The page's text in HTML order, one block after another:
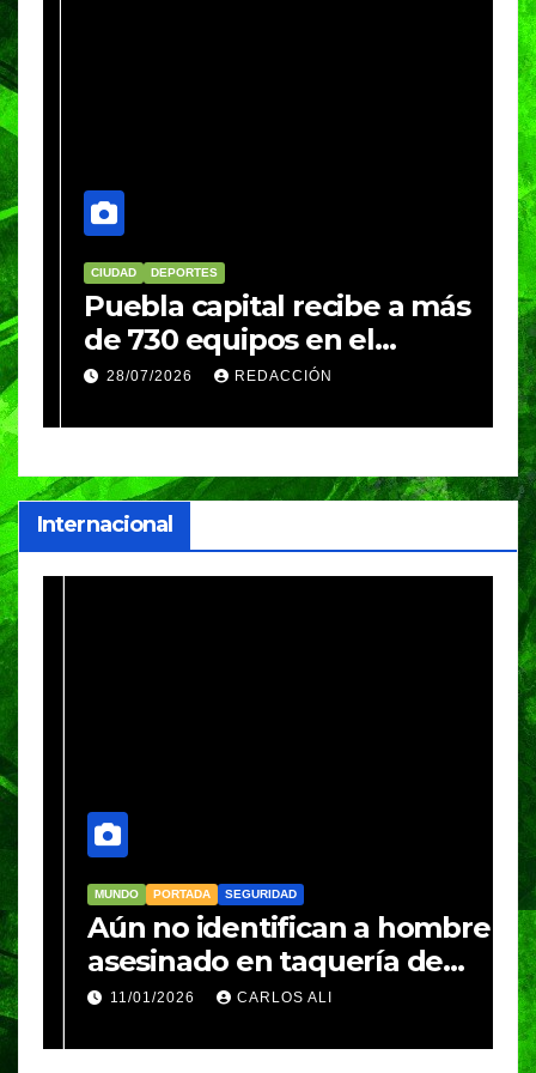
CIUDAD DEPORTES
Puebla capital recibe a más
de 730 equipos en el
Festival Máster de Voleibol
28/07/2026 REDACCIÓN
Internacional
MUNDO PORTADA SEGURIDAD
Aún no identifican a hombre
asesinado en taquería de
Amozoc
11/01/2026 CARLOS ALI